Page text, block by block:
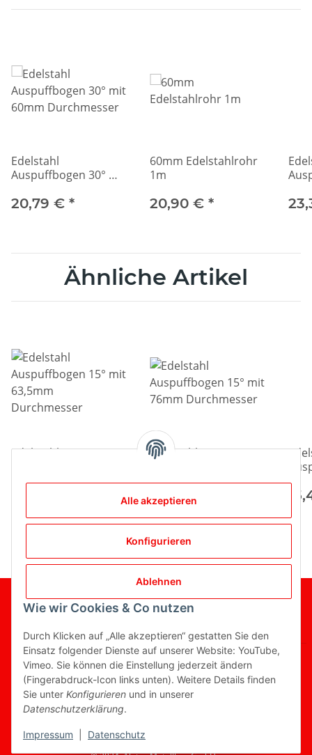
Edelstahl
Auspuffbogen 30° mit
20,79 € *
60mm Edelstahlrohr
1m
20,90 € *
Ähnliche Artikel
Edelstahl
63,5mm
Edelstahl
76mm Durchmesser
23,39 €
Gesetzliche Informationen
Informationen
Vertrag widerrufen
* Alle Preise inkl. gesetzlicher USt., zzgl.
Alle akzeptieren
Konfigurieren
Ablehnen
Wie wir Cookies & Co nutzen
Durch Klicken auf „Alle akzeptieren“ gestatten Sie den
Einsatz folgender Dienste auf unserer Website: YouTube,
Vimeo. Sie können die Einstellung jederzeit ändern
(Fingerabdruck-Icon links unten). Weitere Details finden
Sie unter Konfigurieren und in unserer
Datenschutzerklärung.
Impressum Datenschutz